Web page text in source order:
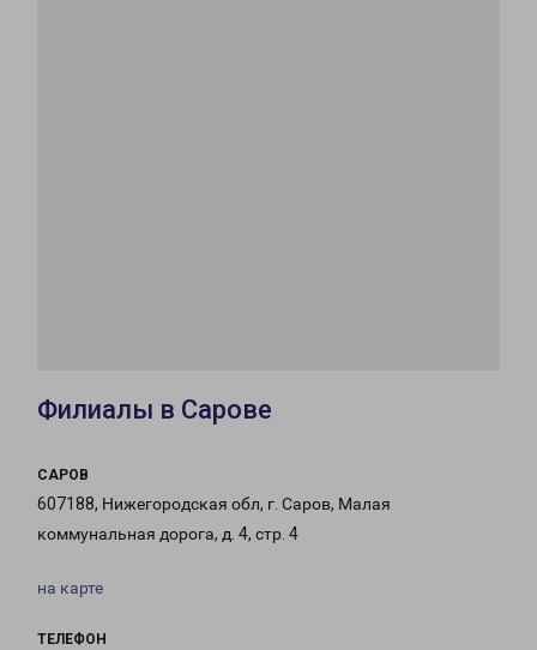
Филиалы в Сарове
САРОВ
607188, Нижегородская обл, г. Саров, Малая
коммунальная дорога, д. 4, стр. 4
на карте
ТЕЛЕФОН